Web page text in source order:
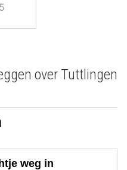
over Tuttlingen
weg in